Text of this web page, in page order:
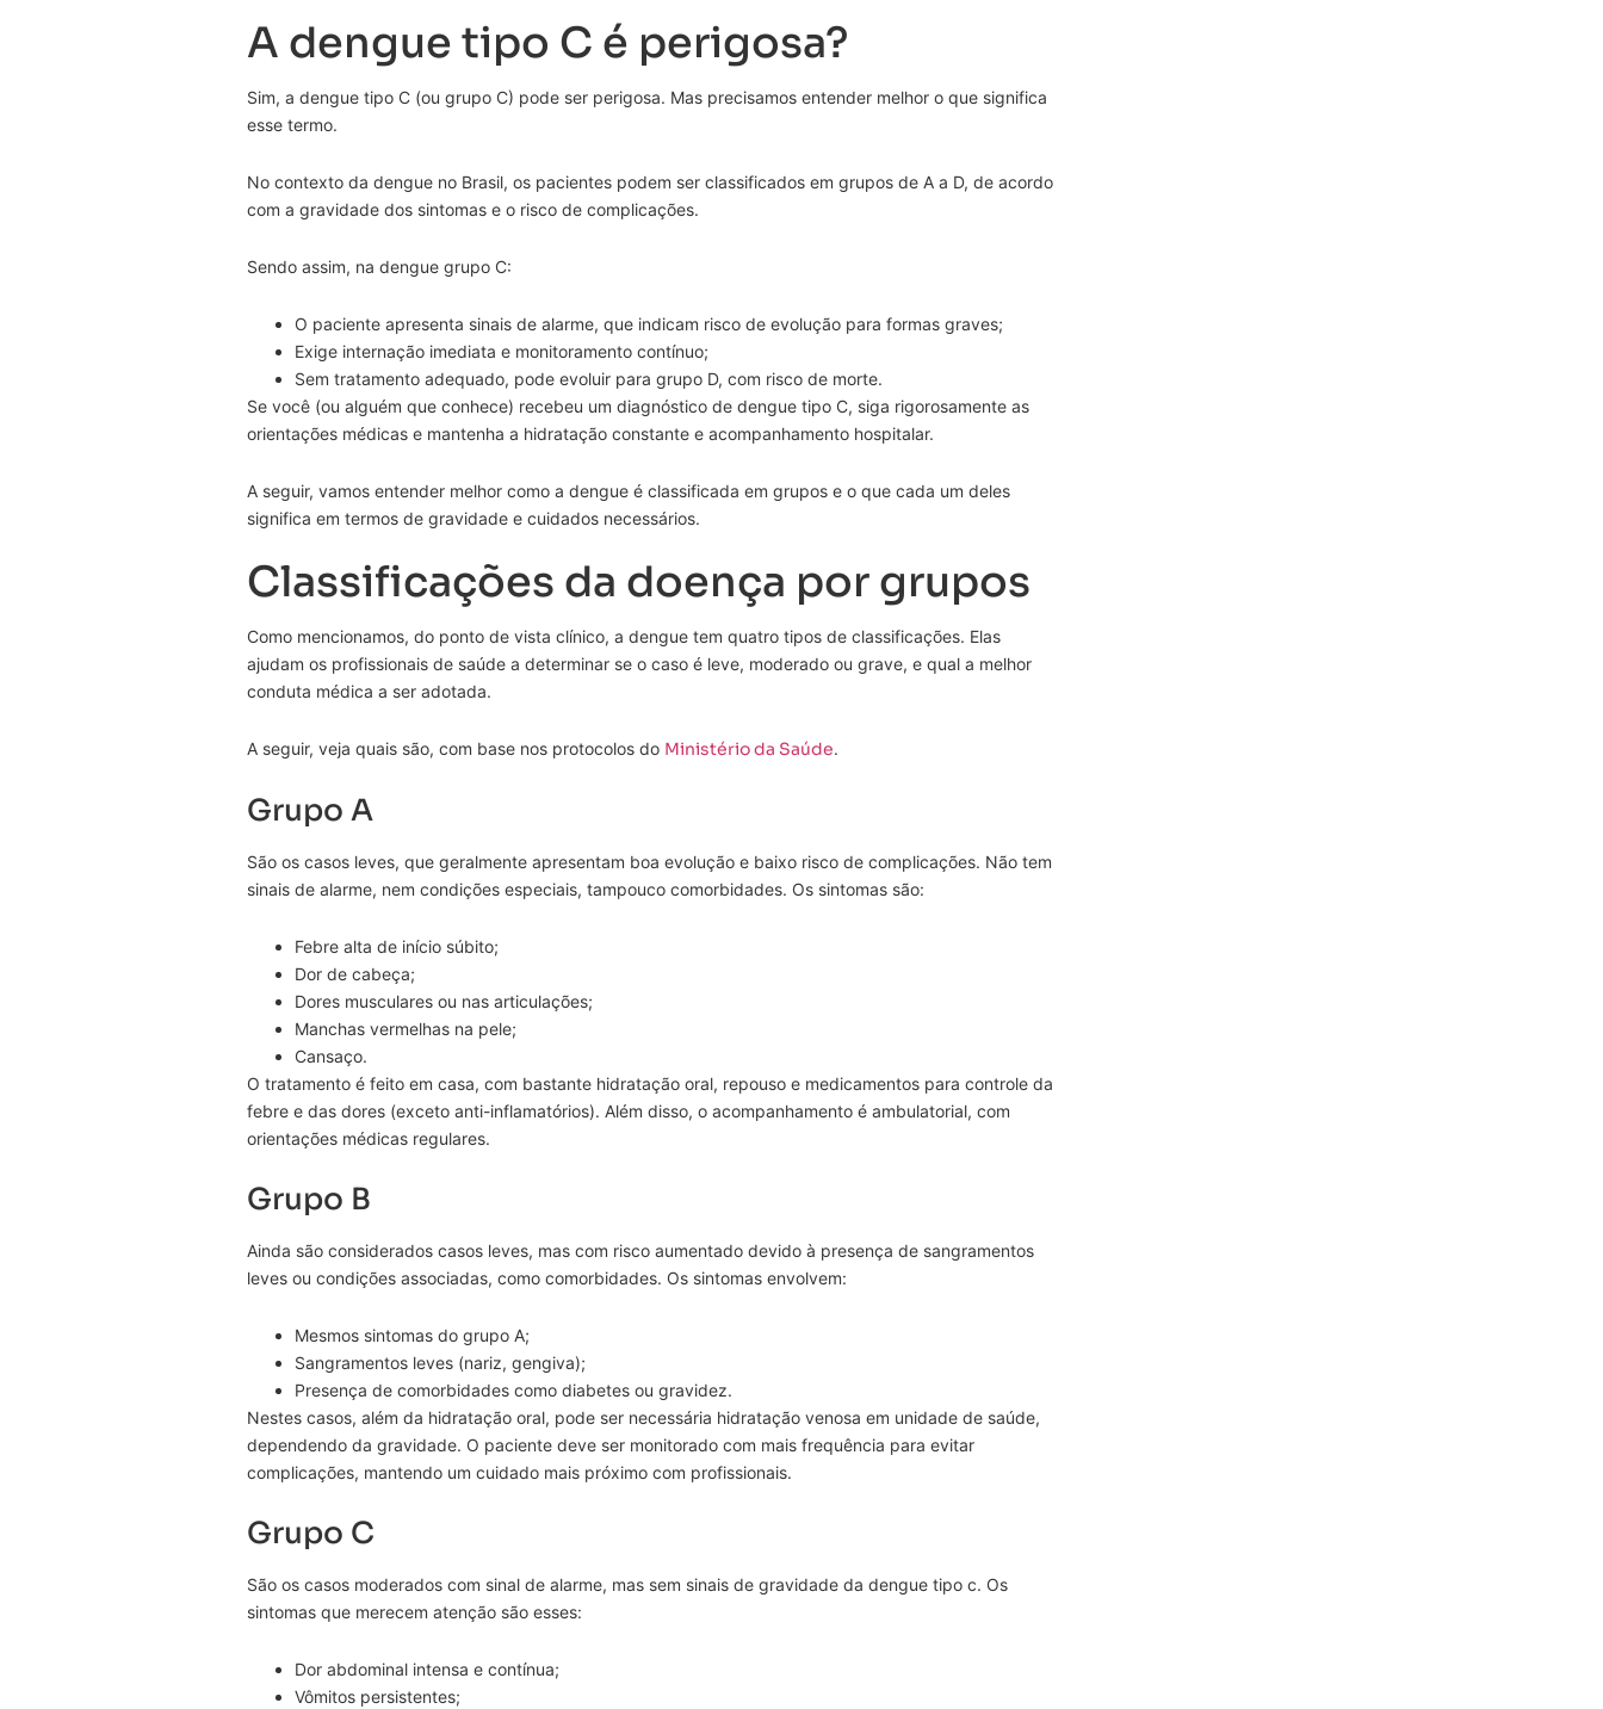
A dengue tipo C é perigosa?
Sim, a dengue tipo C (ou grupo C) pode ser perigosa. Mas precisamos entender melhor o que significa
esse termo.
No contexto da dengue no Brasil, os pacientes podem ser classificados em grupos de A a D, de acordo
com a gravidade dos sintomas e o risco de complicações.
Sendo assim, na dengue grupo C:
O paciente apresenta sinais de alarme, que indicam risco de evolução para formas graves;
Exige internação imediata e monitoramento contínuo;
Sem tratamento adequado, pode evoluir para grupo D, com risco de morte.
Se você (ou alguém que conhece) recebeu um diagnóstico de dengue tipo C, siga rigorosamente as
orientações médicas e mantenha a hidratação constante e acompanhamento hospitalar.
A seguir, vamos entender melhor como a dengue é classificada em grupos e o que cada um deles
significa em termos de gravidade e cuidados necessários.
Classificações da doença por grupos
Como mencionamos, do ponto de vista clínico, a dengue tem quatro tipos de classificações. Elas
ajudam os profissionais de saúde a determinar se o caso é leve, moderado ou grave, e qual a melhor
conduta médica a ser adotada.
A seguir, veja quais são, com base nos protocolos do Ministério da Saúde.
Grupo A
São os casos leves, que geralmente apresentam boa evolução e baixo risco de complicações. Não tem
sinais de alarme, nem condições especiais, tampouco comorbidades. Os sintomas são:
Febre alta de início súbito;
Dor de cabeça;
Dores musculares ou nas articulações;
Manchas vermelhas na pele;
Cansaço.
O tratamento é feito em casa, com bastante hidratação oral, repouso e medicamentos para controle da
febre e das dores (exceto anti-inflamatórios). Além disso, o acompanhamento é ambulatorial, com
orientações médicas regulares.
Grupo B
Ainda são considerados casos leves, mas com risco aumentado devido à presença de sangramentos
leves ou condições associadas, como comorbidades. Os sintomas envolvem:
Mesmos sintomas do grupo A;
Sangramentos leves (nariz, gengiva);
Presença de comorbidades como diabetes ou gravidez.
Nestes casos, além da hidratação oral, pode ser necessária hidratação venosa em unidade de saúde,
dependendo da gravidade. O paciente deve ser monitorado com mais frequência para evitar
complicações, mantendo um cuidado mais próximo com profissionais.
Grupo C
São os casos moderados com sinal de alarme, mas sem sinais de gravidade da dengue tipo c. Os
sintomas que merecem atenção são esses:
Dor abdominal intensa e contínua;
Vômitos persistentes;